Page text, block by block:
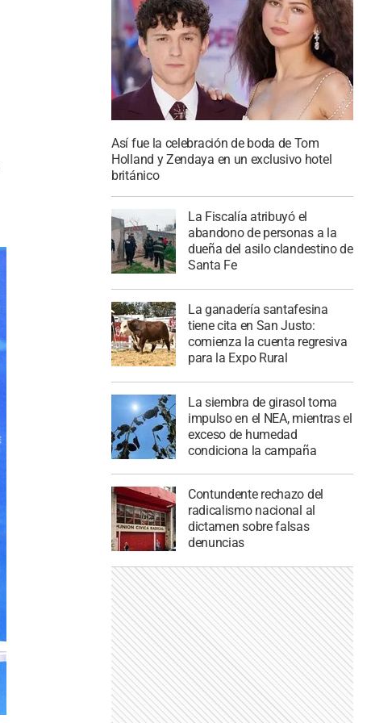
Así fue la celebración de boda de Tom
Holland y Zendaya en un exclusivo hotel
británico
La Fiscalía atribuyó el
abandono de personas a la
dueña del asilo clandestino de
Santa Fe
La ganadería santafesina
tiene cita en San Justo:
comienza la cuenta regresiva
para la Expo Rural
La siembra de girasol toma
impulso en el NEA, mientras el
exceso de humedad
condiciona la campaña
Contundente rechazo del
radicalismo nacional al
dictamen sobre falsas
denuncias